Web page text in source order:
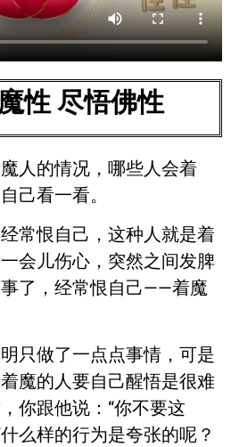
性 尽悟佛性
人的情况，哪些人会着
己看一看。
常恨自己，这种人就是着
会儿伤心，突然之间发脾
了，经常恨自己——着魔
只做了一点点事情，可是
魔的人要自己醒悟是很难
你跟他说：“你不要这
么样的行为是夸张的呢？